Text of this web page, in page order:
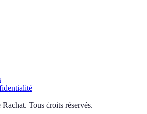
Rachat. Tous droits réservés.